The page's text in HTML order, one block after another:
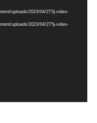
uploads/2023/04/2T5j-video-
uploads/2023/04/2T5j-video-